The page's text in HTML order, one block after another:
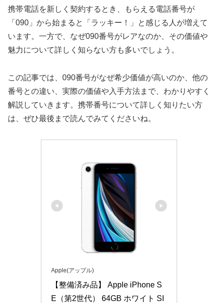
携帯電話を新しく契約するとき、もらえる電話番号が
「090」から始まると「ラッキー！」と感じる人が増えて
います。一方で、なぜ090番号がレアなのか、その価値や
魅力について詳しく知らない方も多いでしょう。
この記事では、090番号がなぜ希少価値が高いのか、他の
番号との違い、実際の価値や入手方法まで、わかりやすく
解説していきます。携帯番号について詳しく知りたい方
は、ぜひ最後まで読んでみてくださいね。
Apple(アップル)
【整備済み品】 Apple iPhone S
E（第2世代） 64GB ホワイト SI